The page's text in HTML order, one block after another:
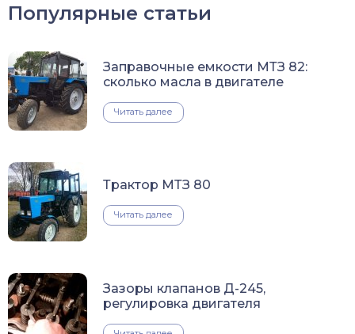
Популярные статьи
Заправочные емкости МТЗ 82:
сколько масла в двигателе
Читать далее
Трактор МТЗ 80
Читать далее
Зазоры клапанов Д-245,
регулировка двигателя